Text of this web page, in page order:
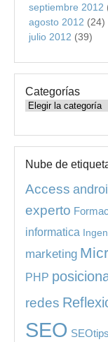
septiembre 2012
agosto 2012 (24)
julio 2012 (39)
Categorías
Categorías
Nube de
Access
experto
informatica
marketing
PHP
redes
SEO SEOtips